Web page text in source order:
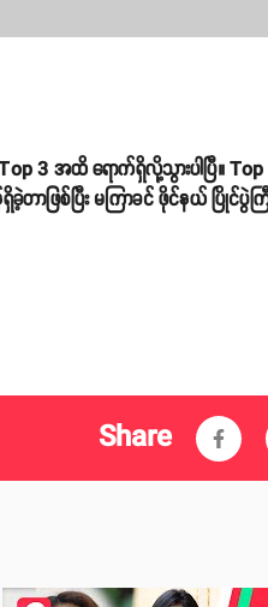
3 အထိ ရောက်ရှိလို့သွားပါပြီ။
န်ရှိခဲ့တာဖြစ်ပြီး မကြာခင် ဖိုင်နယ် ပ
Share